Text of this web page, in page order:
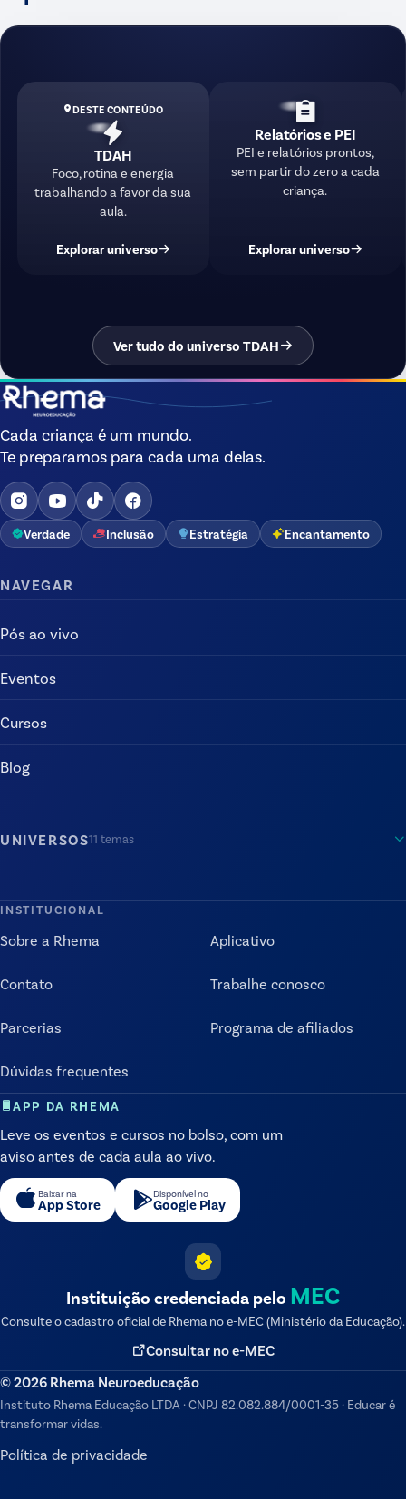
DESTE CONTEÚDO
TDAH
Foco, rotina e energia
trabalhando a favor da sua
aula.
Explorar universo
Relatórios e PEI
PEI e relatórios prontos,
sem partir do zero a cada
criança.
Explorar universo
Ver tudo do universo TDAH
Cada criança é um mundo.
Te preparamos para cada uma delas.
Verdade Inclusão Estratégia Encantamento
NAVEGAR
Pós ao vivo
Eventos
Cursos
Blog
UNIVERSOS11 temas
INSTITUCIONAL
Sobre a Rhema Aplicativo
Contato Trabalhe conosco
Parcerias Programa de afiliados
Dúvidas frequentes
APP DA RHEMA
Leve os eventos e cursos no bolso, com um
aviso antes de cada aula ao vivo.
Baixar na
App Store
Disponível no
Google Play
Instituição credenciada pelo MEC
Consulte o cadastro oficial de Rhema no e-MEC (Ministério da Educação).
Consultar no e-MEC
©2026 Rhema Neuroeducação
Instituto Rhema Educação LTDA ·CNPJ 82.082.884/0001-35 · Educar é
transformar vidas.
Política de privacidade